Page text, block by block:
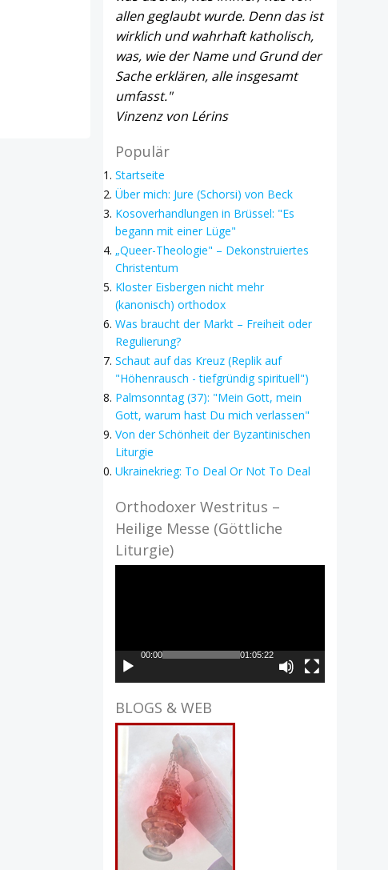
allen geglaubt wurde. Denn das ist
wirklich und wahrhaft katholisch,
was, wie der Name und Grund der
Sache erklären, alle insgesamt
umfasst."
Vinzenz von Lérins
Populär
Startseite
Über mich: Jure (Schorsi) von Beck
Kosoverhandlungen in Brüssel: "Es
begann mit einer Lüge"
„Queer-Theologie" – Dekonstruiertes
Christentum
Kloster Eisbergen nicht mehr
(kanonisch) orthodox
Was braucht der Markt – Freiheit oder
Regulierung?
Schaut auf das Kreuz (Replik auf
"Höhenrausch - tiefgründig spirituell")
Palmsonntag (37): "Mein Gott, mein
Gott, warum hast Du mich verlassen"
Von der Schönheit der Byzantinischen
Liturgie
Ukrainekrieg: To Deal Or Not To Deal
Orthodoxer Westritus –
Heilige Messe (Göttliche
Liturgie)
00:00 01:05:22
BLOGS & WEB